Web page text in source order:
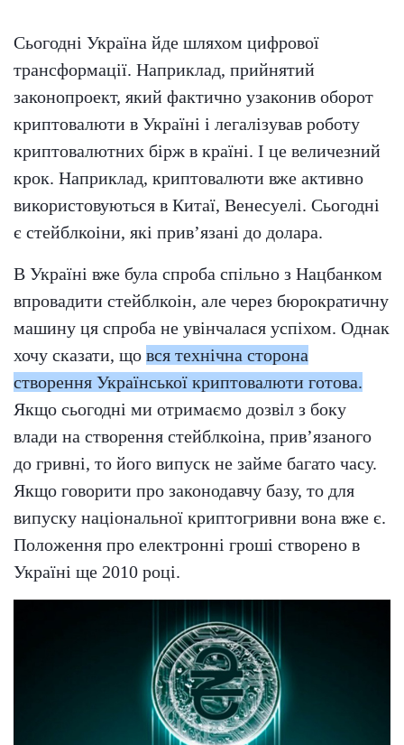
Сьогодні Україна йде шляхом цифрової
трансформації. Наприклад, прийнятий
законопроект, який фактично узаконив оборот
криптовалюти в Україні і легалізував роботу
криптовалютних бірж в країні. І це величезний
крок. Наприклад, криптовалюти вже активно
використовуються в Китаї, Венесуелі. Сьогодні
є стейблкоіни, які прив’язані до долара.
В Україні вже була спроба спільно з Нацбанком
впровадити стейблкоін, але через бюрократичну
машину ця спроба не увінчалася успіхом. Однак
хочу сказати, що вся технічна сторона
створення Української криптовалюти готова.
Якщо сьогодні ми отримаємо дозвіл з боку
влади на створення стейблкоіна, прив’язаного
до гривні, то його випуск не займе багато часу.
Якщо говорити про законодавчу базу, то для
випуску національної криптогривни вона вже є.
Положення про електронні гроші створено в
Україні ще 2010 році.